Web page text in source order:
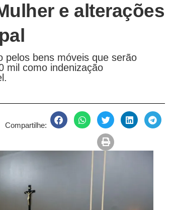
e alterações
pelos bens móveis que serão
mil como indenização
Compartilhe: